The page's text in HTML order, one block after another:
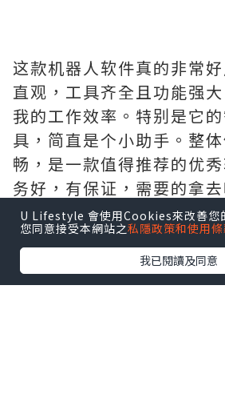
这款机器人软件真的非常
直观，工具齐全且功能强
我的工作效率。特别是它
具，简直是个小助手。整
畅，是一款值得推荐的优
务好，有保证，需要的拿
http://www.vst.tw
U Lifestyle 會使用Cookies來改善您
您同意接受本網站之私隱政策和使用
我已閱讀及同意